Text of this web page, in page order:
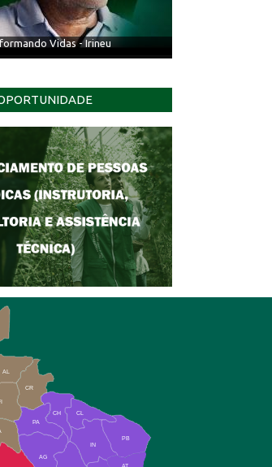
Vidas - Irineu
AL
CR
PA
CH CL
PB
AG
IN